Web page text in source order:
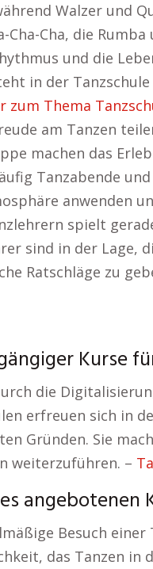
Walzer und
Cha-Cha, die
und die
in der
zum Thema
am Tanzen
machen das
Tanzabende
anwenden
spielt
sind in der Lage,
Ratschläge zu
Kurse
die
erfreuen sich in
Gründen. Sie
weiterzuführen. –
angebotenen
Besuch
das Tanzen in